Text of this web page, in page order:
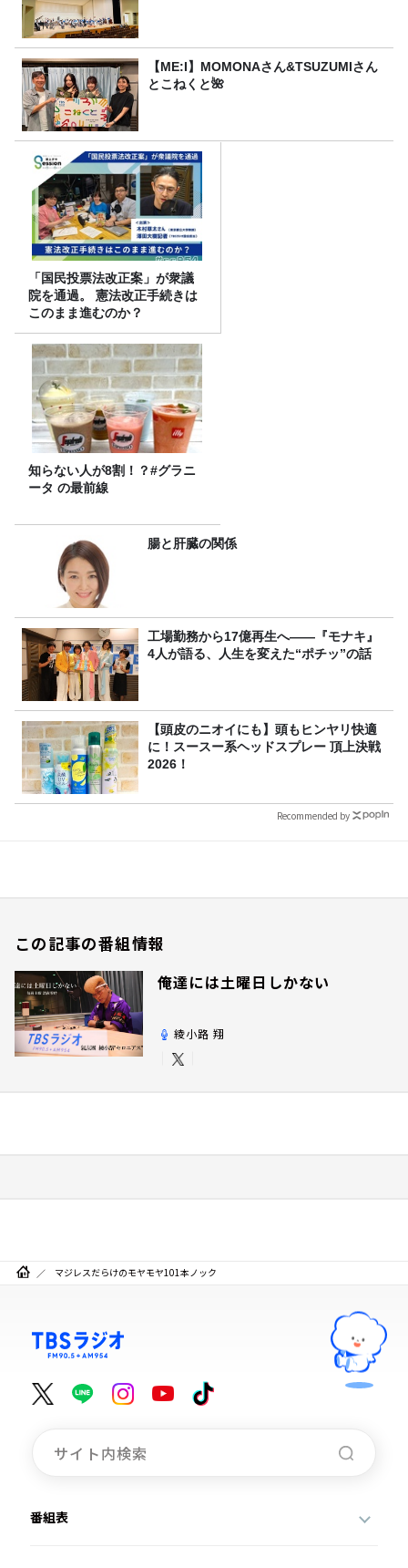
【ME:I】MOMONAさん&TSUZUMIさん
とこねくと🌺
「国民投票法改正案」が衆議
院を通過。 憲法改正手続きは
このまま進むのか？
知らない人が8割！？#グラニ
ータ の最前線
腸と肝臓の関係
工場勤務から17億再生へ——『モナキ』
4人が語る、人生を変えた“ポチッ”の話
【頭皮のニオイにも】頭もヒンヤリ快適
に！スースー系ヘッドスプレー 頂上決戦
2026！
Recommended by
この記事の番組情報
俺達には土曜日しかない
綾小路 翔
マジレスだらけのモヤモヤ101本ノック
番組表